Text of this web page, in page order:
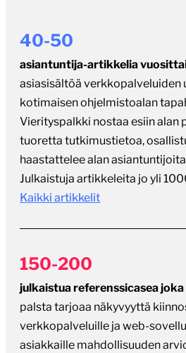
40-50
asiantuntija-artikkelia
asiasisältöä verkkopalveluiden
kotimaisen ohjelmistoalan
Vierityspalkki nostaa esiin alan
tuoretta tutkimustietoa,
haastattelee alan
Julkaistuja artikkeleita jo yli
Kaikki artikkelit
150-200
julkaistua referenssicasea joka
palsta tarjoaa näkyvyyttä
verkkopalveluille ja web-
asiakkaille mahdollisuuden